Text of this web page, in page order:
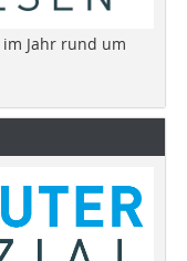
Jahr rund um